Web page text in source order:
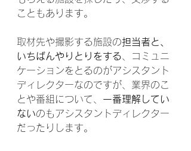
こともあります。
取材先や撮影する施設の担当者と、
いちばんやりとりをする 、コミュニ
ケーションをとるのがアシスタント
ディレクターなのですが、業界のこ
とや番組について、 一番理解してい
ないのもアシスタントディレクター
だったりします。